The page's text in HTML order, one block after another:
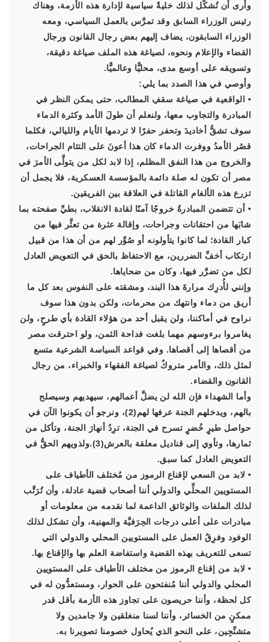
وأرى أن تُشكَّل لذلك خليةٌ سياسية لإدارة هذه الأزمة، وهناك
رئيس الوزراء السابق وقد تمرَّس بالعمل السياسي، ومعه
الوزراء السابقون، يضاف إليهم بعض رجال القانون ورجال
القضاء والإعلام ونحوه، لصياغة هذه الملف صياغة دقيقة،
وتسويقه على أوسع مدى، محليًّا وعالميًّا.
وأوصي في هذا الصدد بما يلي:
• الواقعية في صياغة سقفِ المطالب، حتى يمكن النظر في
المبادرة والتجاوب معها، ولنعلم أن طولَ الأمد وكثرة الدماء
سوف تشقُّ أخاديدَ وتحفر حفرًا لا تردمها الأيام والليالي، فكلما
قصُر الأمدُ ووفرت الدماء كان هذا أعونَ على التئام الجراحات،
والخروج من هذا النفق المظلم، إذا لابد لكل من يتولَّى الأمرَ في
مصر أن تكون له صلة دائمة بالمؤسسة العسكرية، فلا يجمل أن
تزرع هذه الألغام القاتلة في العلاقة بين الفريقين.
• أن تتضمن المبادرةُ خروجًا آمنًا لقادة الانقلاب، بطيِّ صفحته بما
شابَها من احتقانات وجراحات، وإقالة عثرة من تعثَّر فيها من
كبار القادة؛ لما كانوا يتأولونه أو صُوِّر لهم من أن هذا من قبيل
ارتكاب أخفِّ الضررين، مع الاحتفاظ بالحق في التعويض العادل
لكل من تضرَّر فيها، وكان من ضحاياها.
وإنني لأُدرِك مرارةَ هذا البند، ومشقته على النفوس بعد كل ما
أريق من دماء وانتهك من محرمات، ولكن بدون هذا سوف
نراوح في أماكننا، ولن يقبل أحد من هؤلاء القادة بأي طرحٍ، ولن
يغامروا برءوسهم مهما بلغت فداحة الثمن، ولو احترقت مصر
من أقصاها إلى أقصاها. وفي قواعد السياسة الشرعية متسع
لمثل ذلك، والأمر متروكٌ لصياغة الفقهاء والخبراء، من رجال
القانون والقضاء.
وأما الشهداء فإن الله لن يضلَّ أعمالهم، سيهديهم وسيصلح
بالهم، ويدخلهم الجنة عرفها لهم(2)، ونرجو أن يكونوا الآن في
حواصل طيرٍ خُضرٍ تسرح في الجنة، ترِدُ أنهارَ الجنة، وتأكل من
ثمارها، وتأوي إلى قناديل معلقة بالعرش(3).ولذويهم الحقُّ في
التعويض العادل كما سبق.
• لابد من السعي لإقناع الرموز من مُختلف الأطياف على
المستويين المحلِّي والدولي أننا أصحاب قضية عادلة، وأن تُرَتَّب
لذلك الملفات والوثائق الداعمة لما نقدمه من معلومات أو
مبادرات على أعلى درجات الحِرَفيَّة والمهنية، وأن تشكل لذلك
الوفود وفرِقُ العمل على المستويين المحلي والدولي التي
تسعى للتعريف بهذه القضية واستفاضة العلم بها والإقناع بها.
• لابد من إقناع الرموز من مختلف الأطياف على المستويين
المحلي والدولي أننا مُنفتحون على الحوار، ومستعدُّون له في
كل لحظة، وأننا حريصون على تجاوز هذه الأزمة بأقل قدر
ممكنٍ من الخسائر، وأننا لسنا منغلقين ولا جامدين ولا
متشنِّجِين، على النحو الذي يُحاول خصومنا تصويرنا به.